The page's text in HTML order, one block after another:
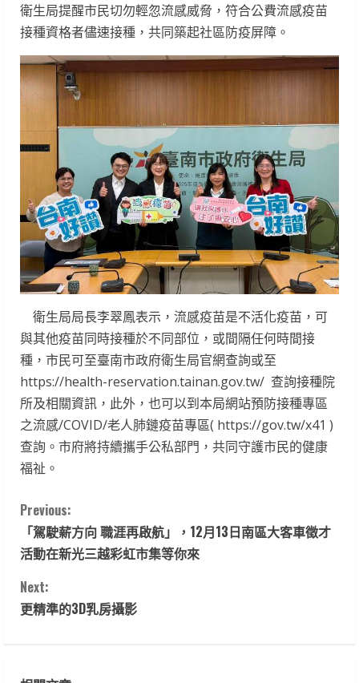
衛生局提醒市民切勿輕忽流感威脅，符合公費流感疫苗
接種資格者儘速接種，共同築起社區防疫屏障。
衛生局局長李翠鳳表示，流感疫苗是不活化疫苗，可
與其他疫苗同時接種於不同部位，或間隔任何時間接
種，市民可至臺南市政府衛生局官網查詢或至
https://health-reservation.tainan.gov.tw/ 查詢接種院
所及相關資訊，此外，也可以到本局網站預防接種專區
之流感/COVID/老人肺鏈疫苗專區( https://gov.tw/x41 )
查詢。市府將持續攜手公私部門，共同守護市民的健康
福祉。
C
o
n
t
Previous:
「駕駛薪方向 職涯再啟航」，12月13日南區大客車徵才
活動在新光三越彩虹市集等你來
Next:
更精準的3D乳房攝影